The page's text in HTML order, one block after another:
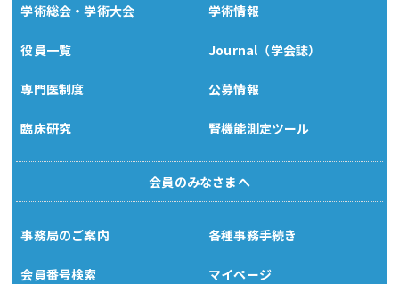
学術総会・学術大会 学術情報
役員一覧 Journal（学会誌）
専門医制度 公募情報
臨床研究 腎機能測定ツール
会員のみなさまへ
事務局のご案内 各種事務手続き
会員番号検索 マイページ